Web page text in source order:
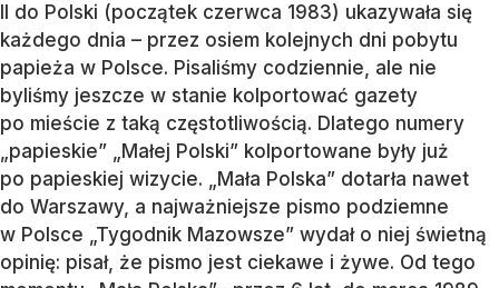
II do Polski (początek czerwca 1983) ukazywała się
każdego dnia – przez osiem kolejnych dni pobytu
papieża w Polsce. Pisaliśmy codziennie, ale nie
byliśmy jeszcze w stanie kolportować gazety
po mieście z taką częstotliwością. Dlatego numery
„papieskie” „Małej Polski” kolportowane były już
po papieskiej wizycie. „Mała Polska” dotarła nawet
do Warszawy, a najważniejsze pismo podziemne
w Polsce „Tygodnik Mazowsze” wydał o niej świetną
opinię: pisał, że pismo jest ciekawe i żywe. Od tego